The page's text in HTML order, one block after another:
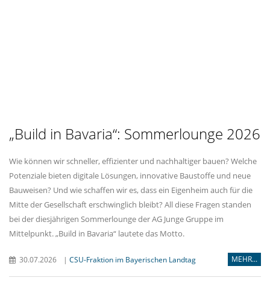
Build in Bavaria“: Sommerlounge 2026
Wie können wir schneller, effizienter und nachhaltiger bauen? Welche
Potenziale bieten digitale Lösungen, innovative Baustoffe und neue
Bauweisen? Und wie schaffen wir es, dass ein Eigenheim auch für die
Mitte der Gesellschaft erschwinglich bleibt? All diese Fragen standen
bei der diesjährigen Sommerlounge der AG Junge Gruppe im
Mittelpunkt. „Build in Bavaria“ lautete das Motto.
30.07.2026 | CSU-Fraktion im Bayerischen Landtag MEHR...